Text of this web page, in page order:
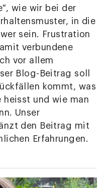
wie wir bei der
in die
sein. Frustration
verbundene
vor allem
Blog-Beitrag soll
kommt, was
heisst und wie man
Unser
den Beitrag mit
Erfahrungen.